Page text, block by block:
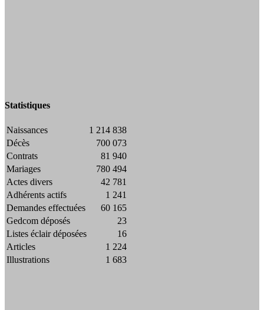
Statistiques
Naissances
1 214 838
Décès
700 073
Contrats
81 940
Mariages
780 494
Actes divers
42 781
Adhérents actifs
1 241
Demandes effectuées
60 165
Gedcom déposés
23
Listes éclair déposées
16
Articles
1 224
Illustrations
1 683